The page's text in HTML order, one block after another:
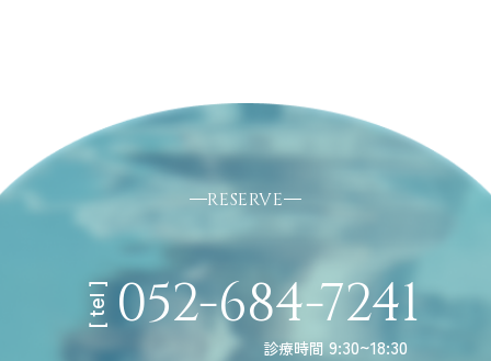
RESERVE
[ tel ] 052-684-7241
診療時間 9:30~18:30